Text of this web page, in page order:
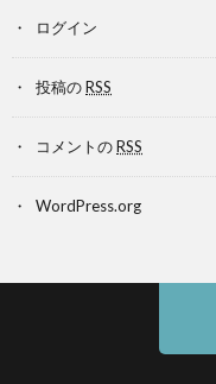
ログイン
投稿のRSS
コメントのRSS
WordPress.org